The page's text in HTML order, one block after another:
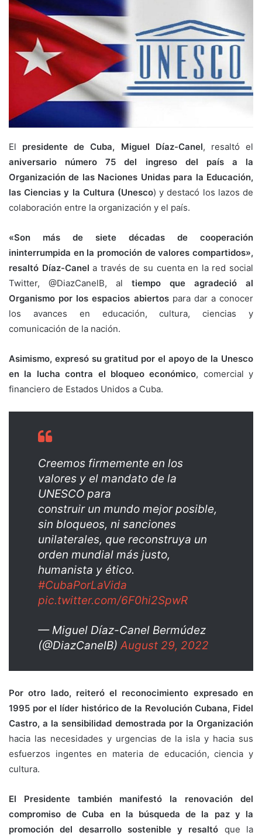
El presidente de Cuba, Miguel Díaz-Canel, resaltó el
aniversario número 75 del ingreso del país a la
Organización de las Naciones Unidas para la Educación,
las Ciencias y la Cultura (Unesco) y destacó los lazos de
colaboración entre la organización y el país.
«Son más de siete décadas de cooperación
ininterrumpida en la promoción de valores compartidos»,
resaltó Díaz-Canel a través de su cuenta en la red social
Twitter, @DiazCanelB, al tiempo que agradeció al
Organismo por los espacios abiertospara dar a conocer
los avances en educación, cultura, ciencias y
comunicación de la nación.
Asimismo, expresó su gratitud por el apoyo de la Unesco
en la lucha contra el bloqueo económico, comercial y
financiero de Estados Unidos a Cuba.
Creemos firmemente en los
valores y el mandato de la
UNESCO para
construir un mundo mejor posible,
sin bloqueos, ni sanciones
unilaterales, que reconstruya un
orden mundial más justo,
humanista y ético.
#CubaPorLaVida
pic.twitter.com/6F0hi2SpwR
— Miguel Díaz-Canel Bermúdez
(@DiazCanelB)August 29, 2022
Por otro lado, reiteró el reconocimiento expresado en
1995 por el líder histórico de la Revolución Cubana, Fidel
Castro, a la sensibilidad demostrada por la Organización
hacia las necesidades y urgencias de la isla y hacia sus
esfuerzos ingentes en materia de educación, ciencia y
cultura.
El Presidente también manifestó la renovación del
compromiso de Cuba en la búsqueda de la paz y la
promoción del desarrollo sostenible y resaltó que la